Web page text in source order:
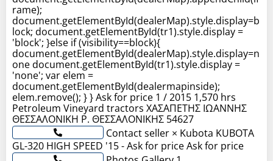
rame);
document.getElementById(dealerMap).style.display=b
lock; document.getElementById(tr1).style.display =
'block'; }else if (visibility==block){
document.getElementById(dealerMap).style.display=n
one document.getElementById(tr1).style.display =
'none'; var elem =
document.getElementById(dealermapinside);
elem.remove(); } } Ask for price 1 / 2015 1,570 hrs
Petroleum Vineyard tractors ΧΑΣΑΠΕΤΗΣ ΙΩΑΝΝΗΣ
ΘΕΣΣΑΛΟΝΙΚΗ P. ΘΕΣΣΑΛΟΝΙΚΗΣ 54627
Contact seller × Kubota KUBOTA
GL-320 HIGH SPEED '15 - Ask for price Ask for price